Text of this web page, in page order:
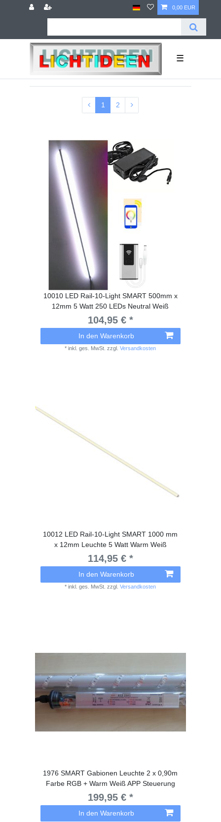
0,00 EUR
☰
1 2
10010 LED Rail-10-Light SMART 500mm x
12mm 5 Watt 250 LEDs Neutral Weiß
104,95 € *
In den Warenkorb
*inkl. ges. MwSt. zzgl.Versandkosten
10012 LED Rail-10-Light SMART 1000 mm
x 12mm Leuchte 5 Watt Warm Weiß
114,95 € *
In den Warenkorb
*inkl. ges. MwSt. zzgl.Versandkosten
1976 SMART Gabionen Leuchte 2 x 0,90m
Farbe RGB + Warm Weiß APP Steuerung
199,95 € *
In den Warenkorb